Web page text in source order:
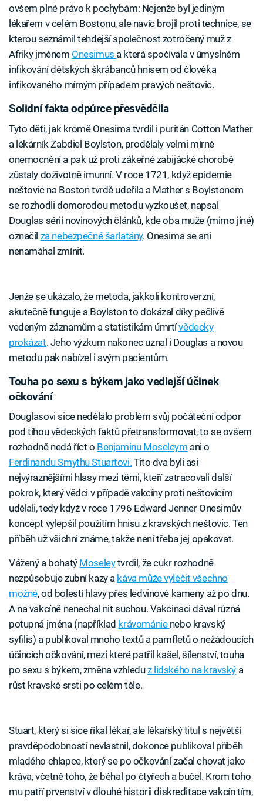
ovšem plné právo k pochybám: Nejenže byl jediným
lékařem v celém Bostonu, ale navíc brojil proti technice, se
kterou seznámil tehdejší společnost zotročený muž z
Afriky jménem Onesimus a která spočívala v úmyslném
infikování dětských škrábanců hnisem od člověka
infikovaného mírným případem pravých neštovic.
Solidní fakta odpůrce přesvědčila
Tyto děti, jak kromě Onesima tvrdil i puritán Cotton Mather
a lékárník Zabdiel Boylston, prodělaly velmi mírné
onemocnění a pak už proti zákeřné zabijácké chorobě
zůstaly doživotně imunní. V roce 1721, když epidemie
neštovic na Boston tvrdě udeřila a Mather s Boylstonem
se rozhodli domorodou metodu vyzkoušet, napsal
Douglas sérii novinových článků, kde oba muže (mimo jiné)
označil za nebezpečné šarlatány. Onesima se ani
nenamáhal zmínit.
Jenže se ukázalo, že metoda, jakkoli kontroverzní,
skutečně funguje a Boylston to dokázal díky pečlivě
vedeným záznamům a statistikám úmrtívědecky
prokázat. Jeho výzkum nakonec uznal i Douglas a novou
metodu pak nabízel i svým pacientům.
Touha po sexu s býkem jako vedlejší účinek
očkování
Douglasovi sice nedělalo problém svůj počáteční odpor
pod tíhou vědeckých faktů přetransformovat, to se ovšem
rozhodně nedá říct o Benjaminu Moseleym ani o
Ferdinandu Smythu Stuartovi. Tito dva byli asi
nejvýraznějšími hlasy mezi těmi, kteří zatracovali další
pokrok, který vědci v případě vakcíny proti neštovicím
udělali, tedy když v roce 1796 Edward Jenner Onesimův
koncept vylepšil použitím hnisu z kravských neštovic. Ten
příběh už všichni známe, takže není třeba jej opakovat.
Vážený a bohatý Moseleytvrdil, že cukr rozhodně
nezpůsobuje zubní kazy a káva může vyléčit všechno
možné, od bolestí hlavy přes ledvinové kameny až po dnu.
A na vakcíně nenechal nit suchou. Vakcinaci dával různá
potupná jména (například krávománie nebo kravský
syfilis) a publikoval mnoho textů a pamfletů o nežádoucích
účincích očkování, mezi které patřil kašel, šílenství, touha
po sexu s býkem, změna vzhleduz lidského na kravský a
růst kravské srsti po celém těle.
Stuart, který si sice říkal lékař, ale lékařský titul s největší
pravděpodobností nevlastnil, dokonce publikoval příběh
mladého chlapce, který se po očkování začal chovat jako
kráva, včetně toho, že běhal po čtyřech a bučel. Krom toho
mu patří prvenství v dlouhé historii diskreditace vakcín tím,